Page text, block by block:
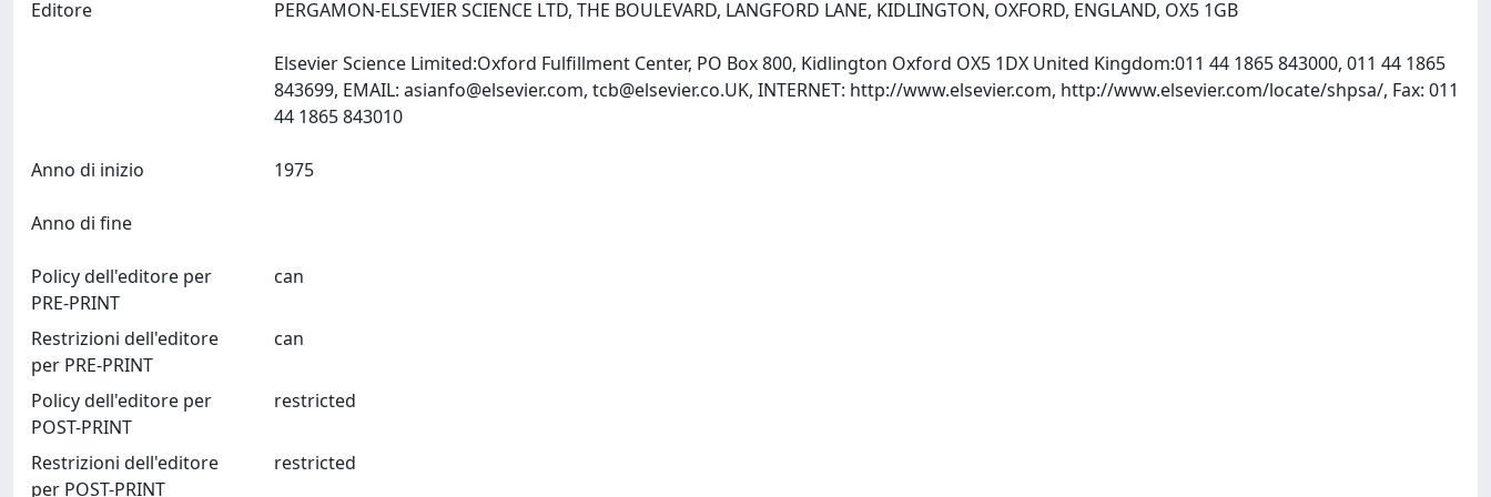
Editore PERGAMON-ELSEVIER SCIENCE LTD, THE BOULEVARD, LANGFORD LANE, KIDLINGTON, OXFORD, ENGLAND, OX5 1GB
Elsevier Science Limited:Oxford Fulfillment Center, PO Box 800, Kidlington Oxford OX5 1DX United Kingdom:011 44 1865 843000, 011 44 1865
843699, EMAIL: asianfo@elsevier.com, tcb@elsevier.co.UK, INTERNET: http://www.elsevier.com, http://www.elsevier.com/locate/shpsa/, Fax: 011
Anno di inizio
Anno di fine
Policy dell'editore per
PRE-PRINT
Restrizioni dell'editore
per PRE-PRINT
Policy dell'editore per
POST-PRINT
Restrizioni dell'editore
per POST-PRINT